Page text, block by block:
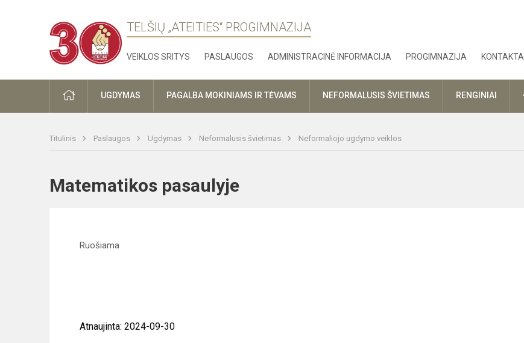
TELŠIŲ „ATEITIES“ PROGIMNAZIJA
VEIKLOS SRITYS PASLAUGOS ADMINISTRACINĖ INFORMACIJA PROGIMNAZIJA KONTAKTAI
PRADŽIAUGDYMAS PAGALBA MOKINIAMS IR TĖVAMS NEFORMALUSIS ŠVIETIMAS RENGINIAI
Titulinis Paslaugos Ugdymas Neformalusis švietimas Neformaliojo ugdymo veiklos
Matematikos pasaulyje
Ruošiama
Atnaujinta: 2024-09-30